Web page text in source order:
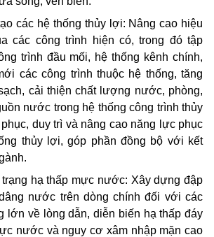
các hệ thống thủy lợi: Nâng cao hiệu
các công trình hiện có, trong đó tập
trình đầu mối, hệ thống kênh chính,
các công trình thuộc hệ thống, tăng
cải thiện chất lượng nước, phòng,
nước trong hệ thống công trình thủy
duy trì và nâng cao năng lực phục
thủy lợi, góp phần đồng bộ với kết
hạ thấp mực nước: Xây dựng đập
nước trên dòng chính đối với các
lớn về lòng dẫn, diễn biến hạ thấp đáy
nước và nguy cơ xâm nhập mặn cao